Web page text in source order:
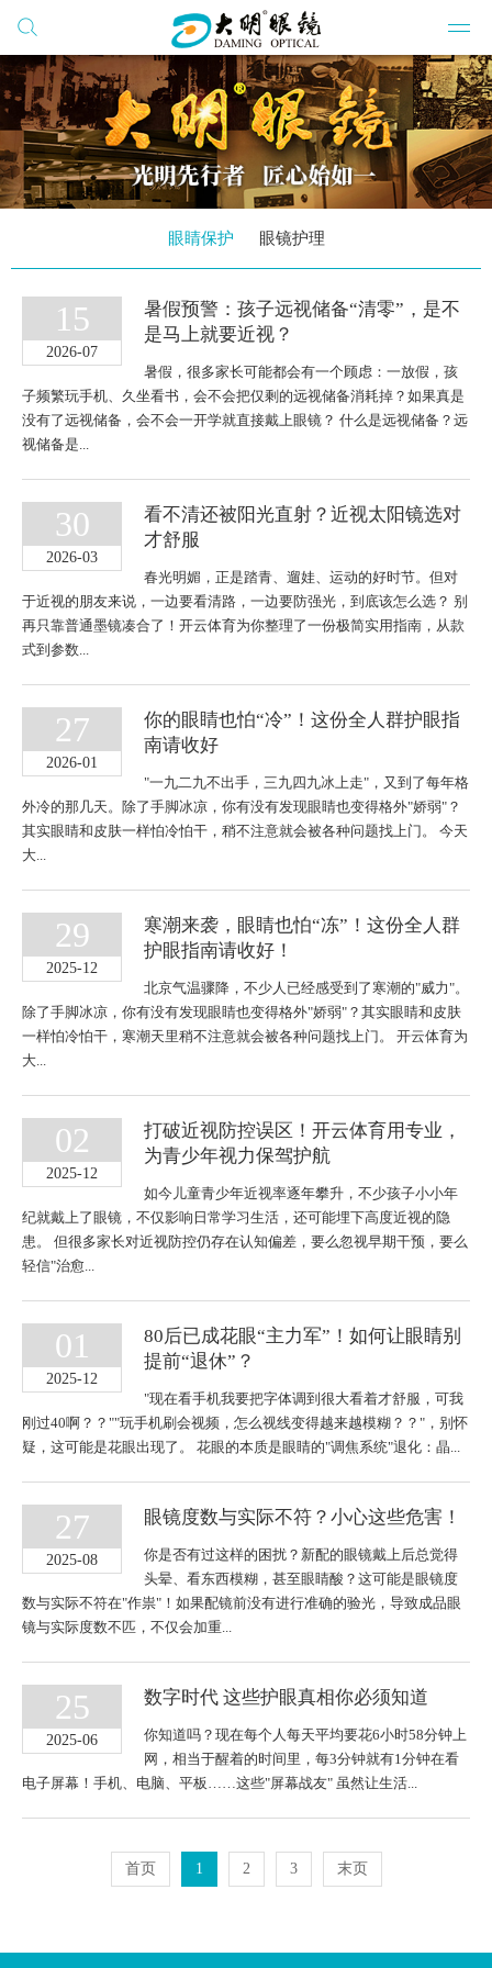
搜索
公司
公司
开云
学习
功能
眼睛
连锁
眼睛保护 眼镜护理
15
2026-07
暑假预警：孩子远视储备“清零”，是不
是马上就要近视？
暑假，很多家长可能都会有一个顾虑：一放假，孩
子频繁玩手机、久坐看书，会不会把仅剩的远视储备消耗掉？如果真是
没有了远视储备，会不会一开学就直接戴上眼镜？ 什么是远视储备？远
视储备是...
30
2026-03
看不清还被阳光直射？近视太阳镜选对
才舒服
春光明媚，正是踏青、遛娃、运动的好时节。但对
于近视的朋友来说，一边要看清路，一边要防强光，到底该怎么选？ 别
再只靠普通墨镜凑合了！开云体育为你整理了一份极简实用指南，从款
式到参数...
27
2026-01
你的眼睛也怕“冷”！这份全人群护眼指
南请收好
"一九二九不出手，三九四九冰上走"，又到了每年格
外冷的那几天。除了手脚冰凉，你有没有发现眼睛也变得格外"娇弱"？
其实眼睛和皮肤一样怕冷怕干，稍不注意就会被各种问题找上门。 今天
大...
29
2025-12
寒潮来袭，眼睛也怕“冻”！这份全人群
护眼指南请收好！
北京气温骤降，不少人已经感受到了寒潮的"威力"。
除了手脚冰凉，你有没有发现眼睛也变得格外"娇弱"？其实眼睛和皮肤
一样怕冷怕干，寒潮天里稍不注意就会被各种问题找上门。 开云体育为
大...
02
2025-12
打破近视防控误区！开云体育用专业，
为青少年视力保驾护航
如今儿童青少年近视率逐年攀升，不少孩子小小年
纪就戴上了眼镜，不仅影响日常学习生活，还可能埋下高度近视的隐
患。 但很多家长对近视防控仍存在认知偏差，要么忽视早期干预，要么
轻信"治愈...
01
2025-12
80后已成花眼“主力军”！如何让眼睛别
提前“退休”？
"现在看手机我要把字体调到很大看着才舒服，可我
刚过40啊？？""玩手机刷会视频，怎么视线变得越来越模糊？？"，别怀
疑，这可能是花眼出现了。 花眼的本质是眼睛的"调焦系统"退化：晶...
27
2025-08
眼镜度数与实际不符？小心这些危害！
你是否有过这样的困扰？新配的眼镜戴上后总觉得
头晕、看东西模糊，甚至眼睛酸？这可能是眼镜度
数与实际不符在"作祟"！如果配镜前没有进行准确的验光，导致成品眼
镜与实际度数不匹，不仅会加重...
25
2025-06
数字时代 这些护眼真相你必须知道
你知道吗？现在每个人每天平均要花6小时58分钟上
网，相当于醒着的时间里，每3分钟就有1分钟在看
电子屏幕！手机、电脑、平板……这些"屏幕战友" 虽然让生活...
首页 1 2 3 末页